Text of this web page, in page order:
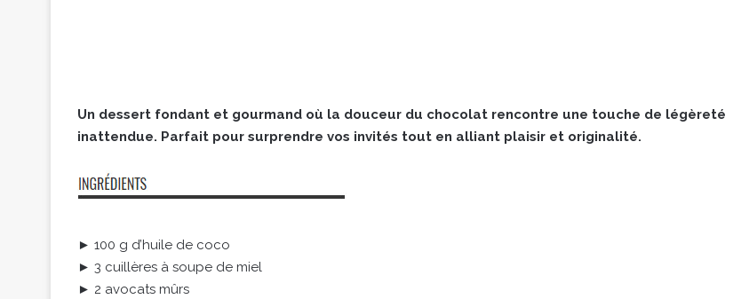
Un dessert fondant et gourmand où la douceur du chocolat rencontre une touche de légèreté
inattendue. Parfait pour surprendre vos invités tout en alliant plaisir et originalité.
► 100 g d’huile de coco
► 3 cuillères à soupe de miel
► 2 avocats mûrs